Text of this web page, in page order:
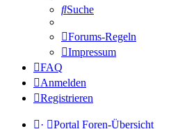
Suche
Forums-Regeln
Impressum
FAQ
Anmelden
Registrieren
· Portal Foren-Übersicht